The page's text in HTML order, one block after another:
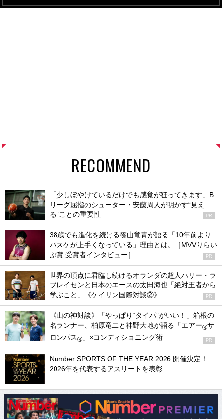
RECOMMEND
「少しぼやけているだけでも感覚が狂ってきます」B
リーグ屈指のシューター・安藤周人が明かす“見え
る”ことの重要性
PR
38歳でも進化を続ける篠山竜青が語る「10年前より
バスケが上手くなっている」理由とは。［MVVりらい
ぶ賞 受賞者インタビュー］
PR
世界の頂点に君臨し続けるオランダの超人ハリー・ラ
ブレイセンと日本のエースの太田海也「絶対王者から
学ぶこと」《ケイリン国際対談②》
PR
《山の神対談》「やっぱり“タイパ”がいい！」箱根の
名ランナー、柏原竜二と神野大地が語る「エアー®サ
ロンパス® 」×コンディショニング術 PR
Number SPORTS OF THE YEAR 2026 開催決定！
2026年を代表するアスリートを表彰